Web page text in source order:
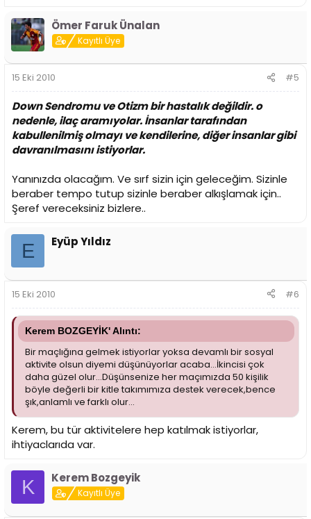
Ömer Faruk Ünalan
Kayıtlı Üye
15 Eki 2010 #5
Down Sendromu ve Otizm bir hastalık değildir. o
nedenle, ilaç aramıyolar. İnsanlar tarafından
kabullenilmiş olmayı ve kendilerine, diğer insanlar gibi
davranılmasını istiyorlar.
Yanınızda olacağım. Ve sırf sizin için geleceğim. Sizinle
beraber tempo tutup sizinle beraber alkışlamak için..
Şeref vereceksiniz bizlere..
E Eyüp Yıldız
15 Eki 2010 #6
Kerem BOZGEYİK' Alıntı:
Bir maçlığına gelmek istiyorlar yoksa devamlı bir sosyal
aktivite olsun diyemi düşünüyorlar acaba...İkincisi çok
daha güzel olur...Düşünsenize her maçımızda 50 kişilik
böyle değerli bir kitle takımımıza destek verecek,bence
şık,anlamlı ve farklı olur...
Kerem, bu tür aktivitelere hep katılmak istiyorlar,
ihtiyaclarıda var.
K Kerem Bozgeyik
Kayıtlı Üye